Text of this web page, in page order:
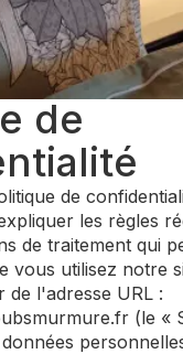
de
de
les règles
de traitement qui
vous utilisez notre
de l'adresse URL :
(le «
données